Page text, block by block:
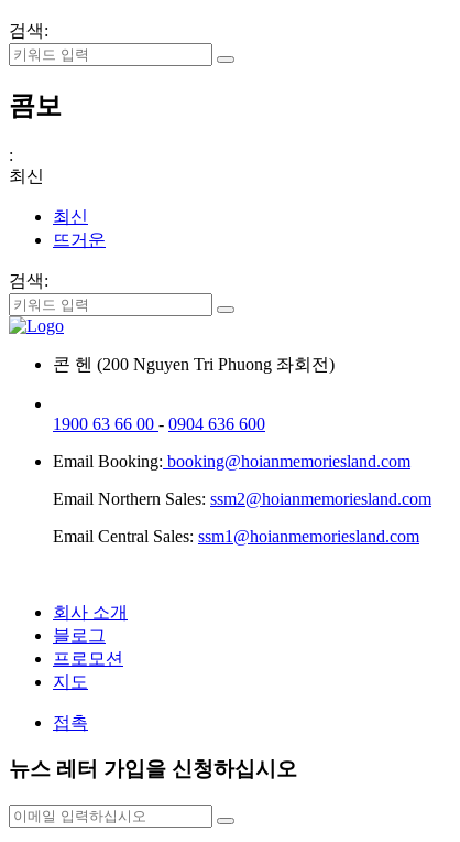
검색:
콤보
:
최신
최신
뜨거운
검색:
콘 헨 (200 Nguyen Tri Phuong 좌회전)
1900 63 66 00 - 0904 636 600
Email Booking: booking@hoianmemoriesland.com
Email Northern Sales: ssm2@hoianmemoriesland.com
Email Central Sales: ssm1@hoianmemoriesland.com
회사 소개
블로그
프로모션
지도
접촉
뉴스 레터 가입을 신청하십시오